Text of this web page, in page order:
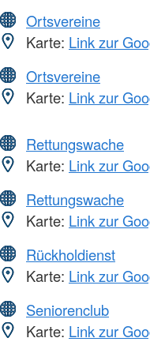
Ortsvereine
Karte: Link zur
Ortsvereine
Karte: Link zur
Rettungswache
Karte: Link zur
Rettungswache
Karte: Link zur
Rückholdienst
Karte: Link zur
Seniorenclub
Karte: Link zur